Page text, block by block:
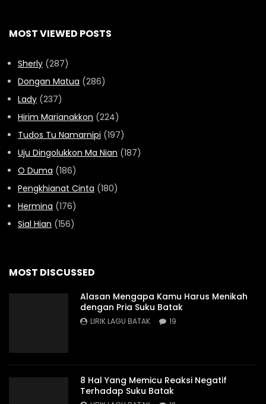
MOST VIEWED POSTS
Sherly (287)
Dongan Matua (286)
Lady (237)
Hirim Marianakkon (224)
Tudos Tu Namarnipi (197)
Uju Dingolukkon Ma Nian (187)
O Duma (186)
Pengkhianat Cinta (180)
Hermina (176)
Sial Hian (156)
MOST DISCUSSED
Alasan Mengapa Kamu Harus Menikah
dengan Pria Suku Batak
LIRIK LAGU BATAK 19
8 Hal Yang Memicu Reaksi Negatif
Terhadap Suku Batak